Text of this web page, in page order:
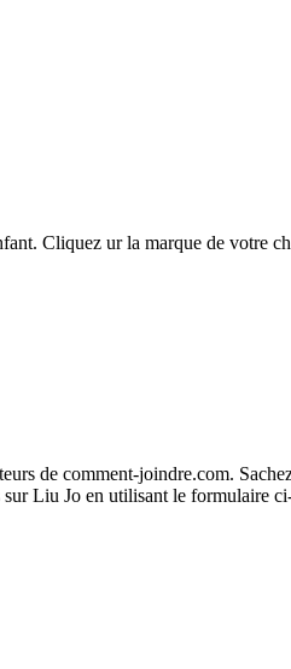
Cliquez ur la marque de votre
de comment-joindre.com.
Liu Jo en utilisant le formulaire